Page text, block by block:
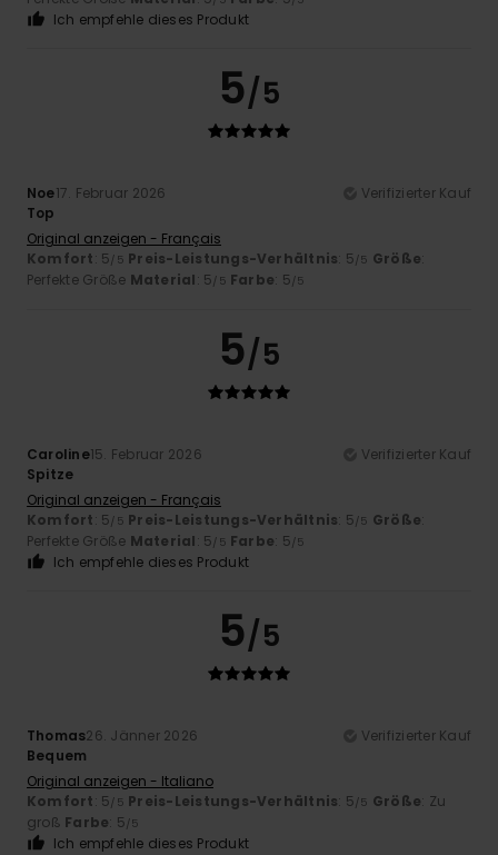
Ich empfehle dieses Produkt
5/5
Noe17. Februar 2026
Verifizierter Kauf
Top
Original anzeigen - Français
Komfort: 5/5 Preis-Leistungs-Verhältnis: 5/5 Größe:
Perfekte Größe Material: 5/5 Farbe: 5/5
5/5
Caroline15. Februar 2026
Verifizierter Kauf
Spitze
Original anzeigen - Français
Komfort: 5/5 Preis-Leistungs-Verhältnis: 5/5 Größe:
Perfekte Größe Material: 5/5 Farbe: 5/5
Ich empfehle dieses Produkt
5/5
Thomas26. Jänner 2026
Verifizierter Kauf
Bequem
Original anzeigen - Italiano
Komfort: 5/5 Preis-Leistungs-Verhältnis: 5/5 Größe: Zu
groß Farbe: 5/5
Ich empfehle dieses Produkt